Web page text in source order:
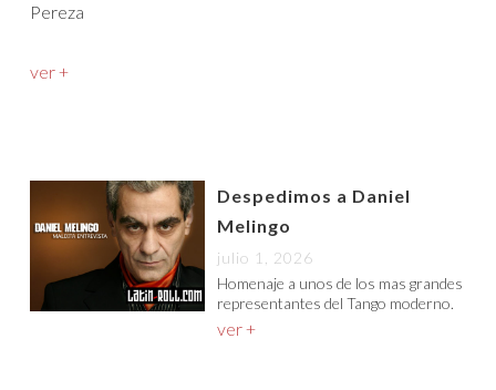
Pereza
ver +
Despedimos a Daniel
Melingo
julio 1, 2026
Homenaje a unos de los mas grandes
representantes del Tango moderno.
ver +